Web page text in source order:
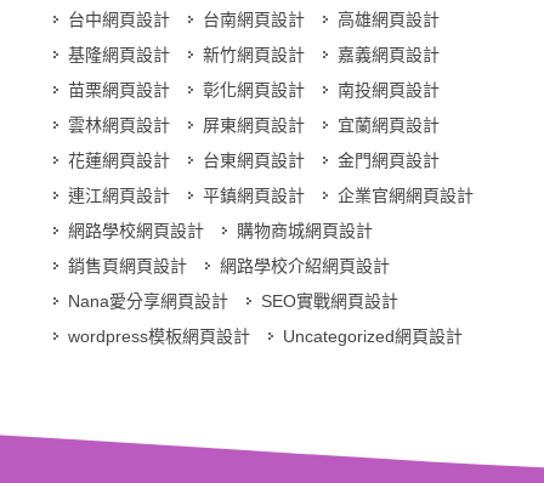
台中網頁設計
台南網頁設計
高雄網頁設計
基隆網頁設計
新竹網頁設計
嘉義網頁設計
苗栗網頁設計
彰化網頁設計
南投網頁設計
雲林網頁設計
屏東網頁設計
宜蘭網頁設計
花蓮網頁設計
台東網頁設計
金門網頁設計
連江網頁設計
平鎮網頁設計
企業官網網頁設計
網路學校網頁設計
購物商城網頁設計
銷售頁網頁設計
網路學校介紹網頁設計
Nana愛分享網頁設計
SEO實戰網頁設計
wordpress模板網頁設計
Uncategorized網頁設計